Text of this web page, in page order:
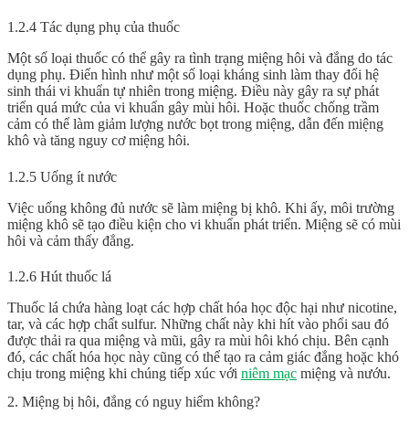
1.2.4 Tác dụng phụ của thuốc
Một số loại thuốc có thể gây ra tình trạng miệng hôi và đắng do tác
dụng phụ. Điển hình như một số loại kháng sinh làm thay đổi hệ
sinh thái vi khuẩn tự nhiên trong miệng. Điều này gây ra sự phát
triển quá mức của vi khuẩn gây mùi hôi. Hoặc thuốc chống trầm
cảm có thể làm giảm lượng nước bọt trong miệng, dẫn đến miệng
khô và tăng nguy cơ miệng hôi.
1.2.5 Uống ít nước
Việc uống không đủ nước sẽ làm miệng bị khô. Khi ấy, môi trường
miệng khô sẽ tạo điều kiện cho vi khuẩn phát triển. Miệng sẽ có mùi
hôi và cảm thấy đắng.
1.2.6 Hút thuốc lá
Thuốc lá chứa hàng loạt các hợp chất hóa học độc hại như nicotine,
tar, và các hợp chất sulfur. Những chất này khi hít vào phổi sau đó
được thải ra qua miệng và mũi, gây ra mùi hôi khó chịu. Bên cạnh
đó, các chất hóa học này cũng có thể tạo ra cảm giác đắng hoặc khó
chịu trong miệng khi chúng tiếp xúc với niêm mạc miệng và nướu.
2. Miệng bị hôi, đắng có nguy hiểm không?